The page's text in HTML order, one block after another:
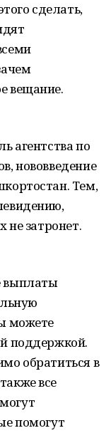
сделать,
вещание.
агентства по
нововведение
Тем,
не затронет.
выплаты
можете
поддержкой.
обратиться в
все
помогут